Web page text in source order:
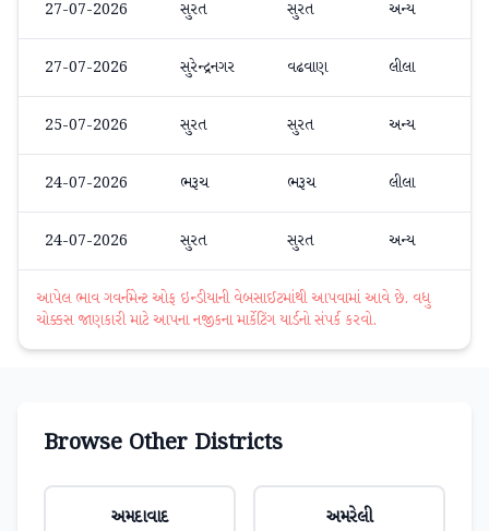
27-07-2026 સુરત સુરત અન્ય
27-07-2026 સુરેન્દ્રનગર વઢવાણ લીલા
25-07-2026 સુરત સુરત અન્ય
24-07-2026 ભરૂચ ભરૂચ લીલા
24-07-2026 સુરત સુરત અન્ય
આપેલ ભાવ ગવર્નમેન્ટ ઓફ ઇન્ડીયાની વેબસાઈટમાંથી આપવામાં આવે છે. વધુ
ચોક્કસ જાણકારી માટે આપના નજીકના માર્કેટિંગ યાર્ડનો સંપર્ક કરવો.
Browse Other Districts
અમદાવાદ અમરેલી